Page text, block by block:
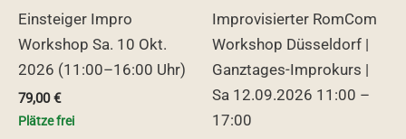
Einsteiger Impro
Workshop Sa. 10 Okt.
2026 (11:00–16:00 Uhr)
79,00€
Plätze frei
Improvisierter RomCom
Workshop Düsseldorf |
Ganztages-Improkurs |
Sa 12.09.2026 11:00 –
17:00